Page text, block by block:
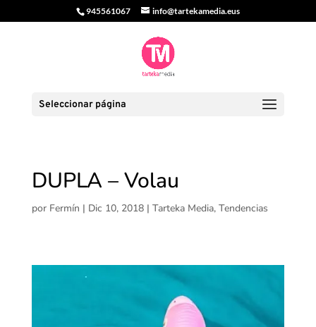
945561067 info@tartekamedia.eus
Seleccionar página
DUPLA – Volau
por Fermín | Dic 10, 2018| Tarteka Media, Tendencias